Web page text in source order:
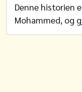
Denne historien
Mohammed, og